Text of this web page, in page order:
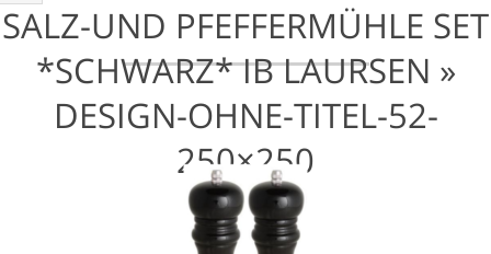
SALZ-UND PFEFFERMÜHLE SET
*SCHWARZ* IB LAURSEN »
DESIGN-OHNE-TITEL-52-
250×250